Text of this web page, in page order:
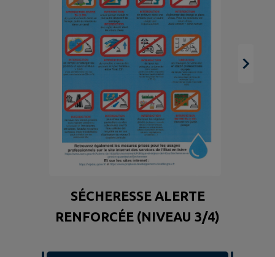
SÉCHERESSE ALERTE
RENFORCÉE (NIVEAU 3/4)